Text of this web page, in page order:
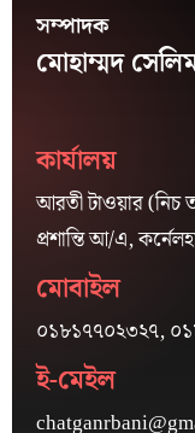
সম্পাদক
মোহাম্মদ
কার্যালয়
আরতী টাওয়ার
প্রশান্তি আ/এ,
মোবাইল
০১৮১৭৭০২৩২৭,
ই-মেইল